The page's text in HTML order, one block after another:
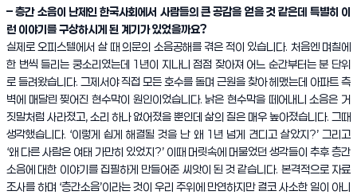
– 층간 소음이 난제인 한국사회에서 사람들의 큰 공감을 얻을 것 같은데 특별히 이
런 이야기를 구상하시게 된 계기가 있었을까요?
실제로 오피스텔에서 살 때 의문의 소음공해를 겪은 적이 있습니다. 처음엔 며칠에
한 번씩 들리는 쿵소리였는데 1년이 지나니 점점 잦아져 어느 순간부터는 분 단위
로 들려왔습니다. 그제서야 직접 모든 호수를 돌며 근원을 찾아 헤맸는데 아파트 측
벽에 매달린 찢어진 현수막이 원인이었습니다. 낡은 현수막을 떼어내니 소음은 거
짓말처럼 사라졌고, 소리 하나 없어졌을 뿐인데 삶의 질은 매우 높아졌습니다. 그때
생각했습니다. ‘이렇게 쉽게 해결될 것을 난 왜 1년 넘게 견디고 살았지?’ 그리고
‘왜 다른 사람은 여태 가만히 있었지?’ 이때 머릿속에 머물었던 생각들이 추후 층간
소음에 대한 이야기를 집필하게 만들어준 씨앗이 된 것 같습니다. 본격적으로 자료
조사를 하며 ‘층간소음’이라는 것이 우리 주위에 만연하지만 결코 사소한 일이 아니